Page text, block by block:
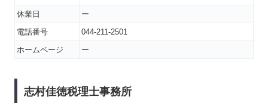
休業日
ー
電話番号
044-211-2501
ホームページ
ー
志村佳徳税理士事務所